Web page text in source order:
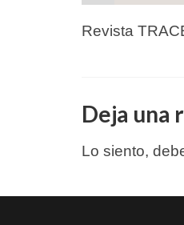
Revista
Deja una
Lo siento,